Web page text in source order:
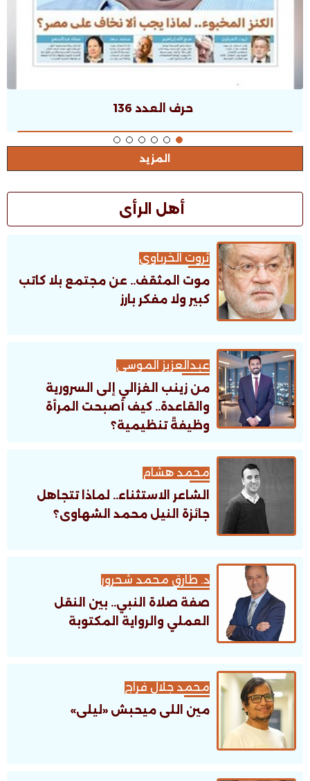
حرف العدد 135
المزيد
أهل الرأى
ثروت الخرباوى
موت المثقف.. عن مجتمع بلا كاتب
كبير ولا مفكر بارز
عبدالعزيز الموسى
من زينب الغزالي إلى السرورية
والقاعدة.. كيف أصبحت المرأة
وظيفةً تنظيمية؟
محمد هشام
الشاعر الاستثناء.. لماذا تتجاهل
جائزة النيل محمد الشهاوى؟
د. طارق محمد شحرور
صفة صلاة النبي.. بين النقل
العملي والرواية المكتوبة
محمد جلال فراج
مين اللى ميحبش «ليلى»